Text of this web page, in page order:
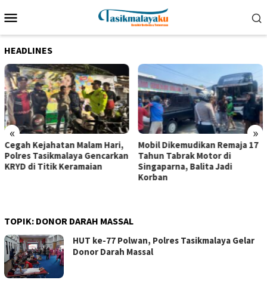
ke
Mobile
HEADLINES
« »
Cegah Kejahatan Malam Hari,
Polres Tasikmalaya Gencarkan
KRYD di Titik Keramaian
Mobil Dikemudikan Remaja 17
Tahun Tabrak Motor di
Singaparna, Balita Jadi
Korban
TOPIK: DONOR DARAH MASSAL
HUT ke-77 Polwan, Polres Tasikmalaya Gelar
Donor Darah Massal